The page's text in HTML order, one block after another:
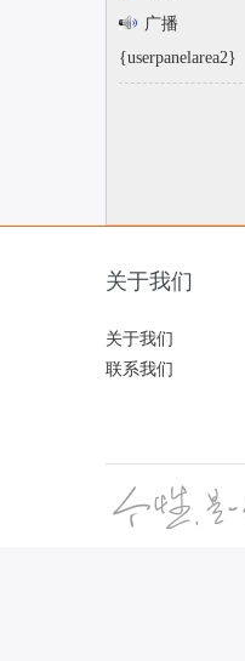
广播
{userpanelarea2}
关于我们
关于我们
联系我们